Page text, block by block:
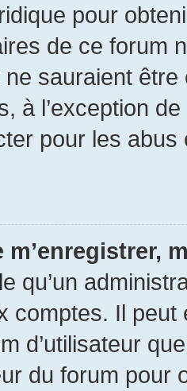
pour
de ce forum
ne sauraient
à l’exception
pour les
qu’un
comptes. Il
d’utilisateur
du forum pour